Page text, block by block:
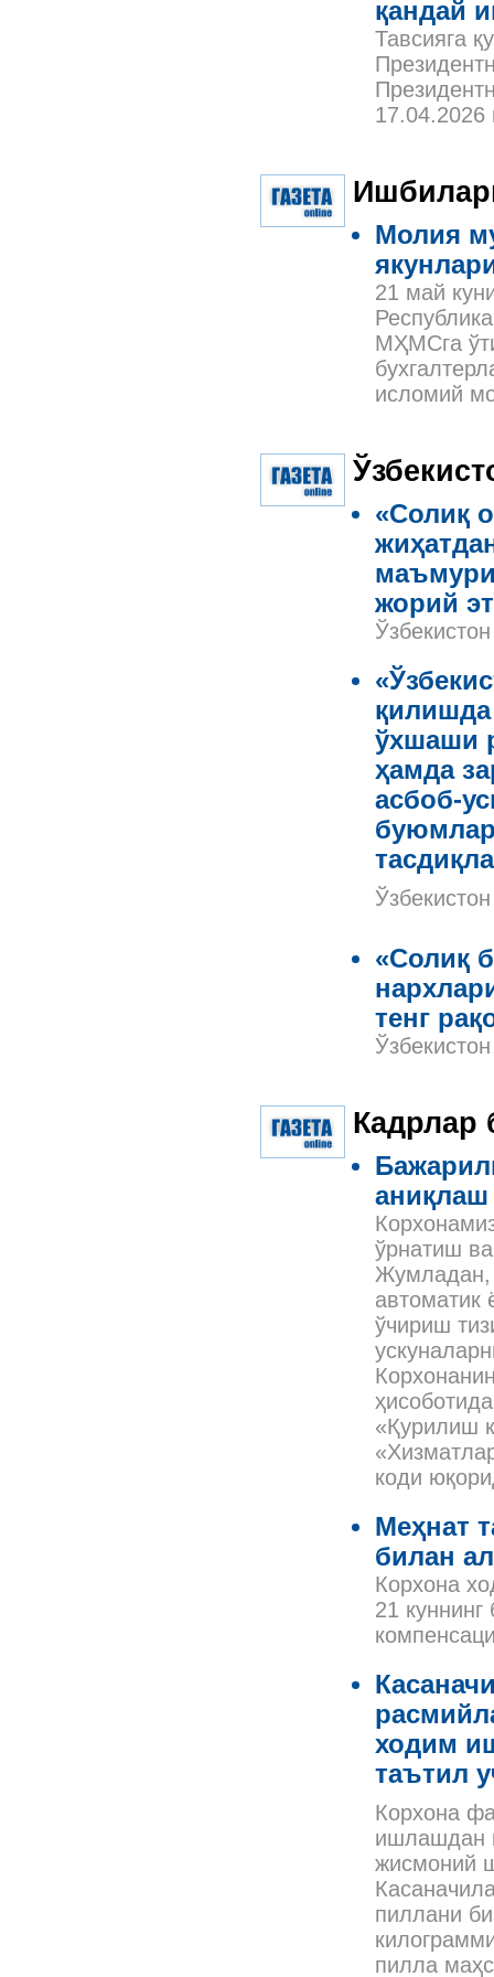
қандай
Тавсияга
17.04.2026
Молия
21 май
МҲМСга
исломий
«Солиқ
жорий
ўхшаши
ҳамда
асбоб-
«Солиқ
тенг
Кадрлар
аниқлаш
ўрнатиш
Жумладан,
автоматик
ўчириш
«Қурилиш
коди
Меҳнат
билан
Корхона
21
ходим
таътил
Корхона
ишлашдан
жисмоний
пиллани
пилла